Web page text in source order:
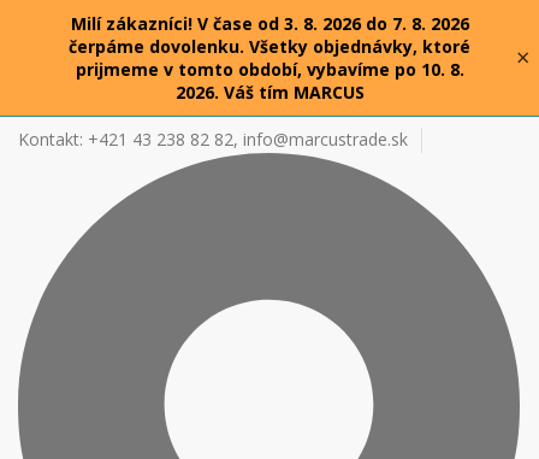
Milí zákazníci! V čase od 3. 8. 2026 do 7. 8. 2026
čerpáme dovolenku. Všetky objednávky, ktoré
prijmeme v tomto období, vybavíme po 10. 8.
2026. Váš tím MARCUS
×
Kontakt: +421 43 238 82 82, info@marcustrade.sk